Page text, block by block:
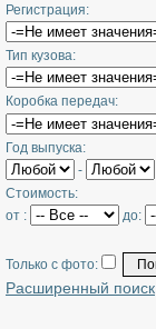
Регистрация:
Тип кузова:
Коробка передач:
Год выпуска:
-
Стоимость:
от :
до:
Только с фото:
Расширенный поиск